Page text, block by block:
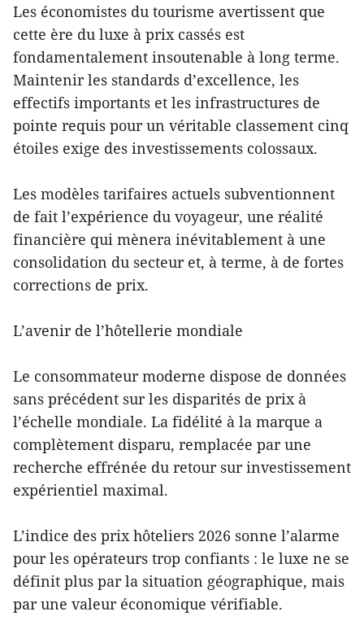
Les économistes du tourisme avertissent que
cette ère du luxe à prix cassés est
fondamentalement insoutenable à long terme.
Maintenir les standards d’excellence, les
effectifs importants et les infrastructures de
pointe requis pour un véritable classement cinq
étoiles exige des investissements colossaux.
Les modèles tarifaires actuels subventionnent
de fait l’expérience du voyageur, une réalité
financière qui mènera inévitablement à une
consolidation du secteur et, à terme, à de fortes
corrections de prix.
L’avenir de l’hôtellerie mondiale
Le consommateur moderne dispose de données
sans précédent sur les disparités de prix à
l’échelle mondiale. La fidélité à la marque a
complètement disparu, remplacée par une
recherche effrénée du retour sur investissement
expérientiel maximal.
L’indice des prix hôteliers 2026 sonne l’alarme
pour les opérateurs trop confiants : le luxe ne se
définit plus par la situation géographique, mais
par une valeur économique vérifiable.